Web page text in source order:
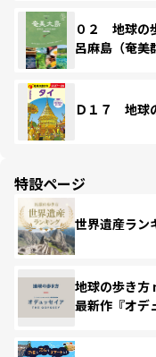
０２ 地球
呂麻島（奄
Ｄ１７ 地球
特設ページ
世界遺産ラン
地球の歩き方
最新作『オデ